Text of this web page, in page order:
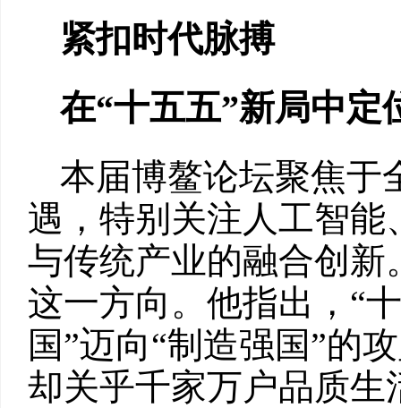
紧扣时代脉搏
在“十五五”新局中定
本届博鳌论坛聚焦于
遇，特别关注人工智
与传统产业的融合创
这一方向。他指出，“
国”迈向“制造强国”的
却关乎千家万户品质